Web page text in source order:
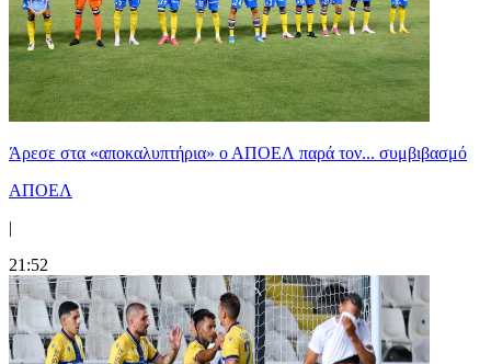
Άρεσε στα «αποκαλυπτήρια» ο ΑΠΟΕΛ παρά τον... συμβιβασμό
ΑΠΟΕΛ
|
21:52